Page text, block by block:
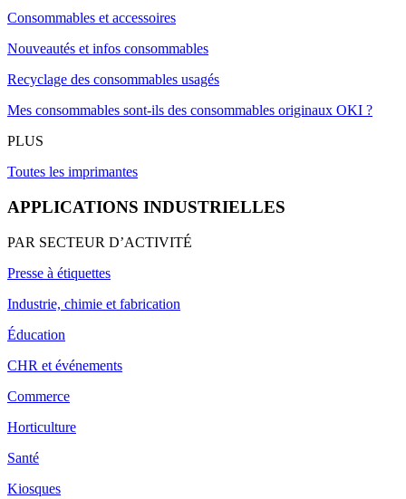
Consommables et accessoires
Nouveautés et infos consommables
Recyclage des consommables usagés
Mes consommables sont-ils des consommables originaux OKI ?
PLUS
Toutes les imprimantes
APPLICATIONS INDUSTRIELLES
PAR SECTEUR D’ACTIVITÉ
Presse à étiquettes
Industrie, chimie et fabrication
Éducation
CHR et événements
Commerce
Horticulture
Santé
Kiosques